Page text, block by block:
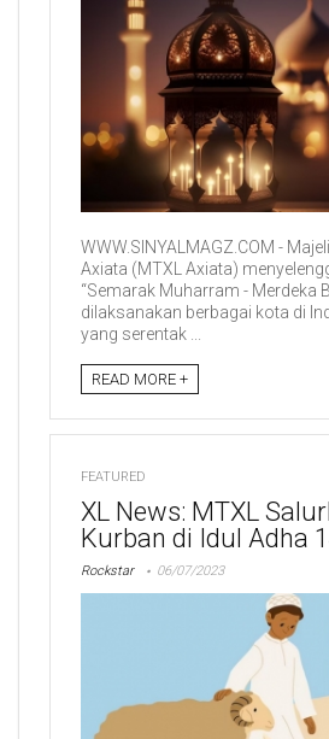
WWW.SINYALMAGZ.COM -
Axiata (MTXL Axiata)
“Semarak Muharram - Merdeka
dilaksanakan berbagai kota di
yang serentak ...
READ MORE +
FEATURED
XL News: MTXL
Kurban di Idul Adha
Rockstar 06/07/2023